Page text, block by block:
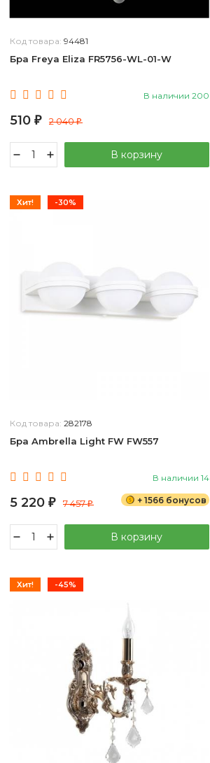
Код товара: 94481
Бра Freya Eliza FR5756-WL-01-W
В наличии 200
510 ₽ 2 040₽
В корзину
Хит! -30%
Код товара: 282178
Бра Ambrella Light FW FW557
В наличии 14
5 220 ₽ 7 457₽ + 1566 бонусов
В корзину
Хит! -45%